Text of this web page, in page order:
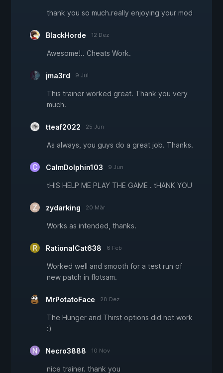
thank you so much.really enjoying your mod
BlackHorde 12 Dez
Awesome!.. Cheats Work.
jma3rd 9 Jul
This trainer worked great. Thank you very
much.
tteaf2022 25 Jun
As always, you guys do a great job. Thanks.
CalmDolphin103 9 Jun
tHIS HELP ME PLAY THE GAME . tHANK YOU
zydarking 20 Mär
Works as intended, thanks.
RationalCat638 6 Feb
Worked well and smooth for a test run of
new patch in flotsam.
MrPotatoFace 28 Dez
The Hunger and Thirst options did not work
:)
Necro3888 10 Nov
nice trainer. thank you